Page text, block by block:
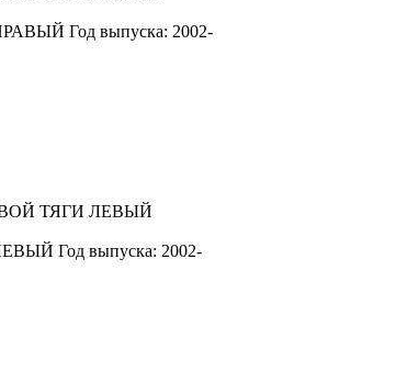
Год выпуска: 2002-
Год выпуска: 2002-